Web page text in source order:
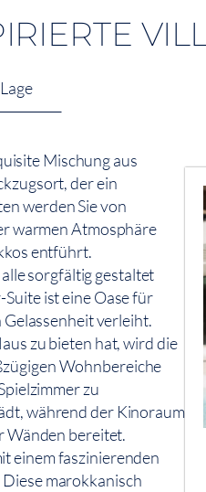
Lage
Mischung aus
der ein
werden Sie von
warmen Atmosphäre
entführt.
sorgfältig gestaltet
ist eine Oase für
verleiht.
zu bieten hat, wird die
Wohnbereiche
zu
während der Kinoraum
Wänden bereitet.
einem faszinierenden
marokkanisch